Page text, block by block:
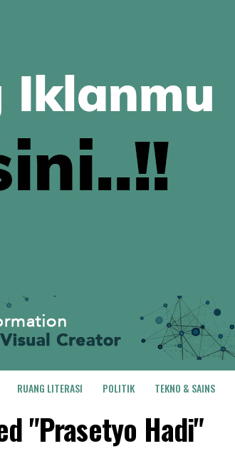
RUANG LITERASI POLITIK TEKNO & SAINS
"Prasetyo Hadi"